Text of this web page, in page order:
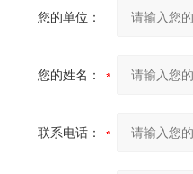
您的单位：
您的姓名：
联系电话：